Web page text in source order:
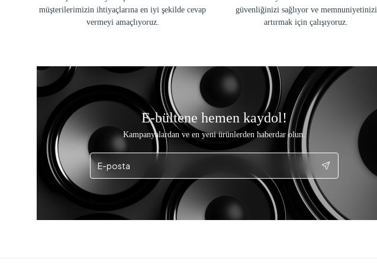
müşterilerimizin ihtiyaçlarına en iyi şekilde cevap
vermeyi amaçlıyoruz.
güvenliğinizi sağlıyor ve memnuniyetinizi
artırmak için çalışıyoruz.
E-bültene hemen kaydol!
Kampanyalardan ve en yeni ürünlerden haberdar olun.